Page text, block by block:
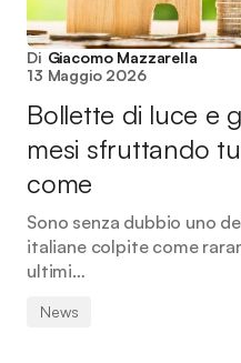
Di Giacomo Mazzarella
13 Maggio 2026
Bollette di luce e
mesi sfruttando
come
Sono senza dubbio uno
italiane colpite come
ultimi…
News